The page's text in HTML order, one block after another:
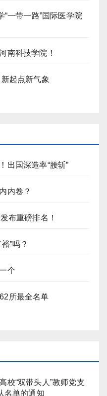
一带一路”国际医学院
南科技学院！
起点新气象
出国深造率“腰斩”
内卷？
布重磅排名！
”吗？
个
所最全名单
校“双带头人”教师党支
名单的通知